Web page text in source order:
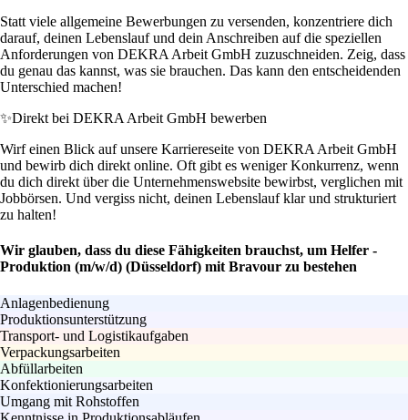
Statt viele allgemeine Bewerbungen zu versenden, konzentriere dich
darauf, deinen Lebenslauf und dein Anschreiben auf die speziellen
Anforderungen von DEKRA Arbeit GmbH zuzuschneiden. Zeig, dass
du genau das kannst, was sie brauchen. Das kann den entscheidenden
Unterschied machen!
✨Direkt bei DEKRA Arbeit GmbH bewerben
Wirf einen Blick auf unsere Karriereseite von DEKRA Arbeit GmbH
und bewirb dich direkt online. Oft gibt es weniger Konkurrenz, wenn
du dich direkt über die Unternehmenswebsite bewirbst, verglichen mit
Jobbörsen. Und vergiss nicht, deinen Lebenslauf klar und strukturiert
zu halten!
Wir glauben, dass du diese Fähigkeiten brauchst, um Helfer -
Produktion (m/w/d) (Düsseldorf) mit Bravour zu bestehen
Anlagenbedienung
Produktionsunterstützung
Transport- und Logistikaufgaben
Verpackungsarbeiten
Abfüllarbeiten
Konfektionierungsarbeiten
Umgang mit Rohstoffen